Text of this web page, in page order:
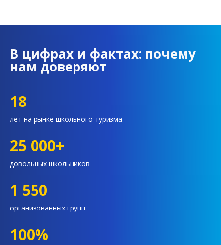
В цифрах и фактах: почему
нам доверяют
18
лет на рынке школьного туризма
25 000+
довольных школьников
1 550
организованных групп
100%